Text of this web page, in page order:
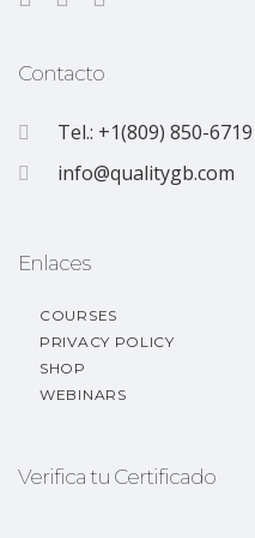
Contacto
Tel.: +1(809) 850-6719
info@qualitygb.com
Enlaces
COURSES
PRIVACY POLICY
SHOP
WEBINARS
Verifica tu Certificado